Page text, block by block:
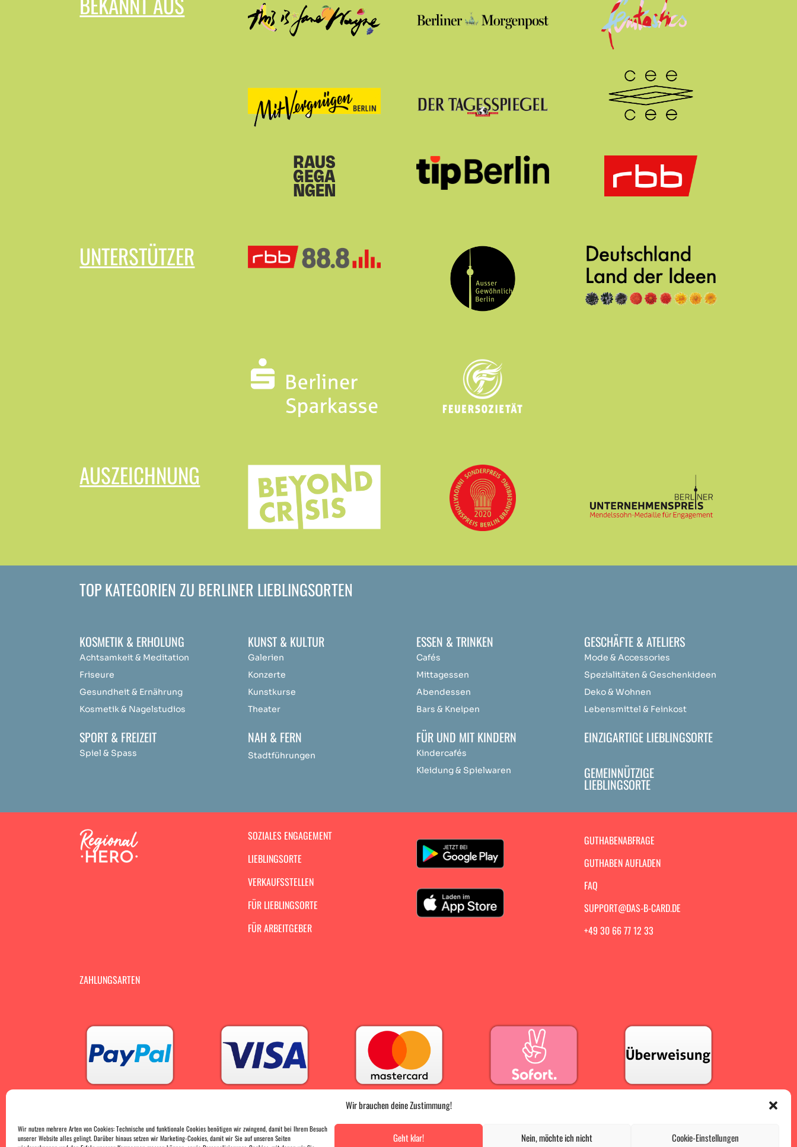
Wir brauchen deine Zustimmung!
Wir nutzen mehrere Arten von Cookies: Technische und funktionale Cookies benötigen wir zwingend, damit bei Ihrem Besuch
unserer Website alles gelingt. Darüber hinaus setzen wir Marketing-Cookies, damit wir Sie auf unseren Seiten
Geht klar! Nein, möchte ich nicht Cookie-Einstellungen
UNTERSTÜTZER
AUSZEICHNUNG
TOP KATEGORIEN ZU BERLINER LIEBLINGSORTEN
KOSMETIK & ERHOLUNG
Achtsamkeit & Meditation
Friseure
Gesundheit & Ernährung
Kosmetik & Nagelstudios
SPORT & FREIZEIT
Spiel & Spass
KUNST & KULTUR
Galerien
Konzerte
Kunstkurse
Theater
NAH & FERN
Stadtführungen
ESSEN & TRINKEN
Cafés
Mittagessen
Abendessen
Bars & Kneipen
FÜR UND MIT KINDERN
Kindercafés
Kleidung & Spielwaren
GESCHÄFTE & ATELIERS
Mode & Accessories
Spezialitäten & Geschenkideen
Deko & Wohnen
Lebensmittel & Feinkost
EINZIGARTIGE LIEBLINGSORTE
GEMEINNÜTZIGE
LIEBLINGSORTE
SOZIALES ENGAGEMENT
LIEBLINGSORTE
VERKAUFSSTELLEN
FÜR LIEBLINGSORTE
FÜR ARBEITGEBER
GUTHABENABFRAGE
GUTHABEN AUFLADEN
FAQ
SUPPORT@DAS-B-CARD.DE
+49 30 66 77 12 33
ZAHLUNGSARTEN
PRESSE|AGB |DATENSCHUTZ |IMPRESSUM